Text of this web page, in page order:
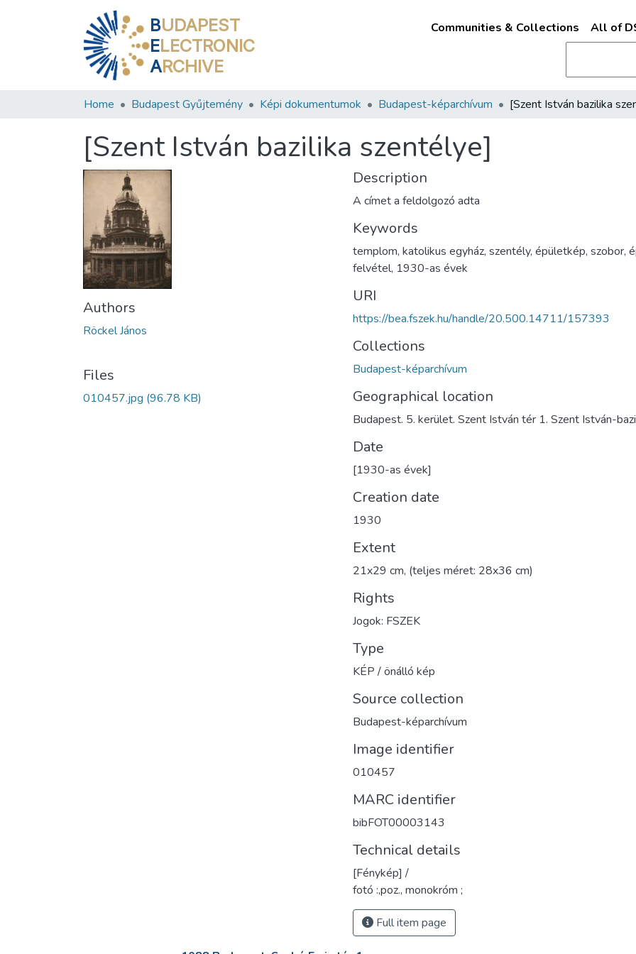
BUDAPEST
ELECTRONIC
ARCHIVE
Communities & Collections All of
Home Budapest Gyűjtemény Képi dokumentumok Budapest-képarchívum
[Szent István bazilika szentélye]
Authors
Röckel János
Files
010457.jpg (96.78 KB)
Description
A címet a feldolgozó adta
Keywords
templom, katolikus egyház, szentély, épületkép, szobor,
felvétel, 1930-as évek
URI
https://bea.fszek.hu/handle/20.500.14711/157393
Collections
Budapest-képarchívum
Geographical location
Budapest. 5. kerület. Szent István tér 1. Szent István-
Date
[1930-as évek]
Creation date
1930
Extent
21x29 cm, (teljes méret: 28x36 cm)
Rights
Jogok: FSZEK
Type
KÉP / önálló kép
Source collection
Budapest-képarchívum
Image identifier
010457
MARC identifier
bibFOT00003143
Technical details
[Fénykép] /
fotó :,poz., monokróm ;
Full item page